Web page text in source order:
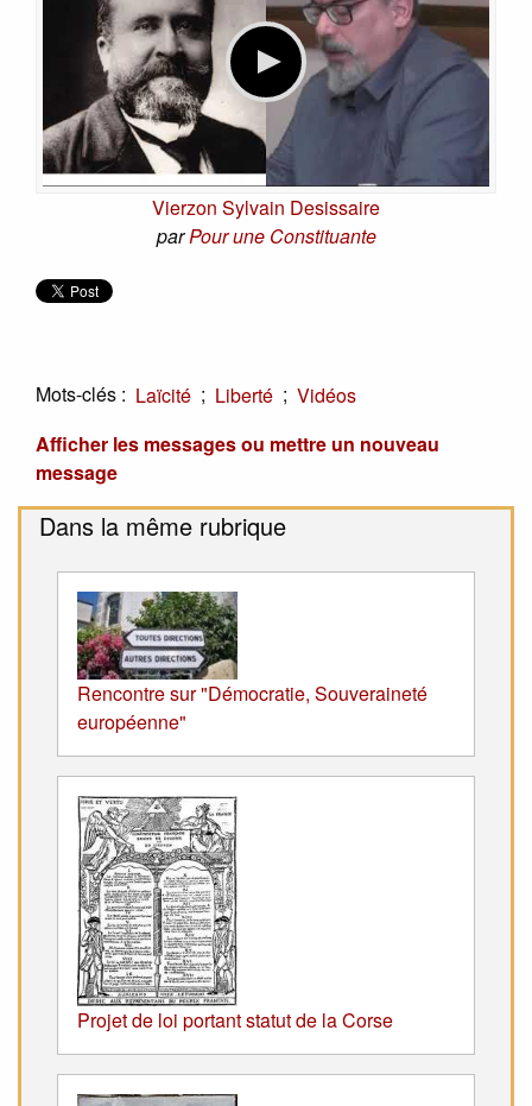
Vierzon Sylvain Desissaire
parPour une Constituante
Mots-clés : Laïcité ; Liberté ; Vidéos
Afficher les messages ou mettre un nouveau
message
Dans la même rubrique
Rencontre sur "Démocratie, Souveraineté
européenne"
Projet de loi portant statut de la Corse